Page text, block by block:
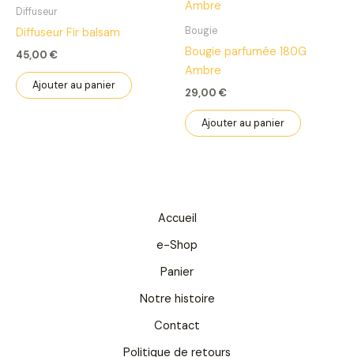
Diffuseur
Diffuseur Fir balsam
45,00 €
Ajouter au panier
Bougie
Bougie parfumée 180G
Ambre
29,00 €
Ajouter au panier
Accueil
e-Shop
Panier
Notre histoire
Contact
Politique de retours